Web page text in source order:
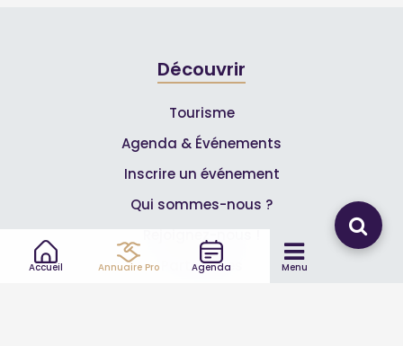
Accueil Annuaire Pro Agenda Menu
Découvrir
Tourisme
Agenda & Événements
Inscrire un événement
Qui sommes-nous ?
Rejoignez-nous !
Partenaires